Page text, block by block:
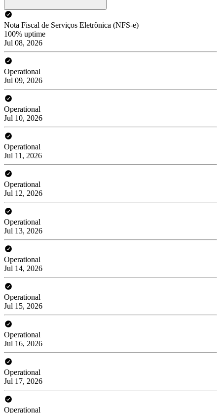
Nota Fiscal de Serviços Eletrônica (NFS-e)
100% uptime
Jul 08, 2026
Operational
Jul 09, 2026
Operational
Jul 10, 2026
Operational
Jul 11, 2026
Operational
Jul 12, 2026
Operational
Jul 13, 2026
Operational
Jul 14, 2026
Operational
Jul 15, 2026
Operational
Jul 16, 2026
Operational
Jul 17, 2026
Operational